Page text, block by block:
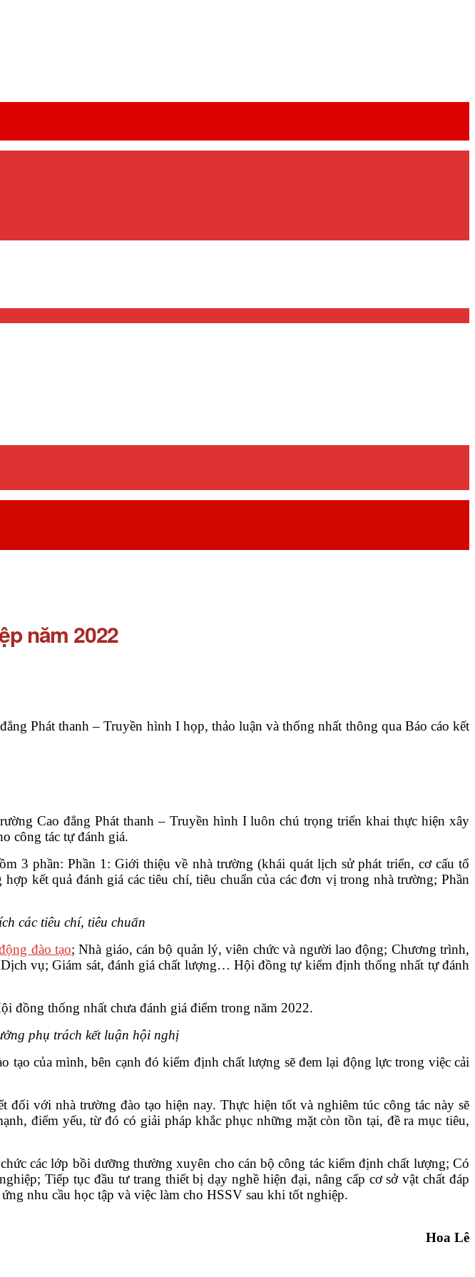
năm 2022
Phát thanh – Truyền hình I họp, thảo luận và thống nhất thông qua Báo cáo kết
Cao đẳng Phát thanh – Truyền hình I luôn chú trọng triển khai thực hiện xây
công tác tự đánh giá.
3 phần: Phần 1: Giới thiệu về nhà trường (khái quát lịch sử phát triển, cơ cấu tổ
kết quả đánh giá các tiêu chí, tiêu chuẩn của các đơn vị trong nhà trường; Phần
các tiêu chí, tiêu chuẩn
đào tạo; Nhà giáo, cán bộ quản lý, viên chức và người lao động; Chương trình,
vụ; Giám sát, đánh giá chất lượng… Hội đồng tự kiểm định thống nhất tự đánh
đồng thống nhất chưa đánh giá điểm trong năm 2022.
phụ trách kết luận hội nghị
của mình, bên cạnh đó kiểm định chất lượng sẽ đem lại động lực trong việc cải
với nhà trường đào tạo hiện nay. Thực hiện tốt và nghiêm túc công tác này sẽ
điểm yếu, từ đó có giải pháp khắc phục những mặt còn tồn tại, đề ra mục tiêu,
các lớp bồi dưỡng thường xuyên cho cán bộ công tác kiểm định chất lượng; Có
Tiếp tục đầu tư trang thiết bị dạy nghề hiện đại, nâng cấp cơ sở vật chất đáp
nhu cầu học tập và việc làm cho HSSV sau khi tốt nghiệp.
Hoa Lê